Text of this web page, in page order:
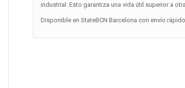
industrial. Esto garantiza una vida útil superior a
Disponible en StateBCN Barcelona con envío